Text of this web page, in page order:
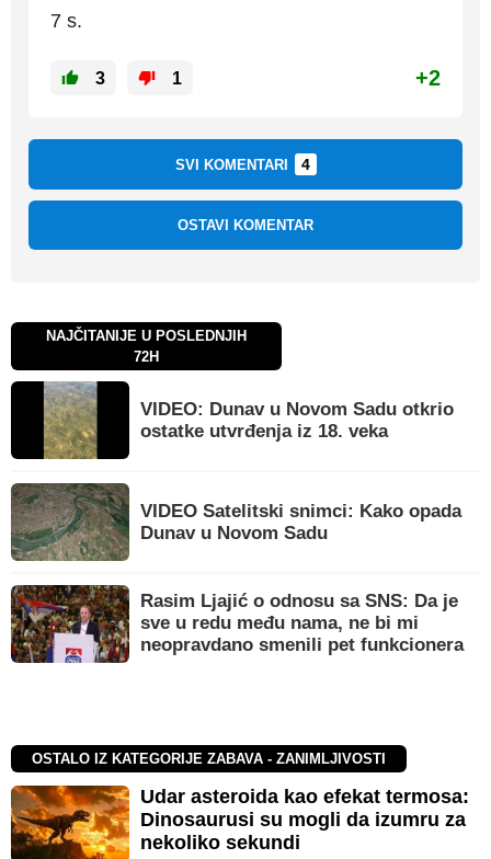
7 s.
3 1 +2
SVI KOMENTARI 4
OSTAVI KOMENTAR
NAJČITANIJE U POSLEDNJIH
72H
VIDEO: Dunav u Novom Sadu otkrio
ostatke utvrđenja iz 18. veka
VIDEO Satelitski snimci: Kako opada
Dunav u Novom Sadu
Rasim Ljajić o odnosu sa SNS: Da je
sve u redu među nama, ne bi mi
neopravdano smenili pet funkcionera
OSTALO IZ KATEGORIJE ZABAVA - ZANIMLJIVOSTI
Udar asteroida kao efekat termosa:
Dinosaurusi su mogli da izumru za
nekoliko sekundi